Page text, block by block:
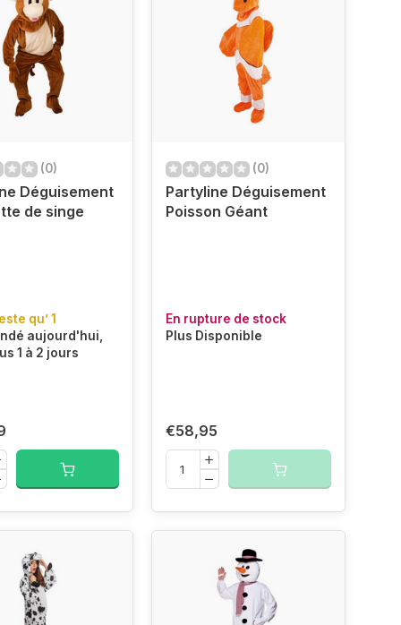
(0)
Déguisement
de singe
qu’ 1
aujourd'hui,
1 à 2 jours
(0)
Partyline Déguisement
Poisson Géant
En rupture de stock
Plus Disponible
€58,95